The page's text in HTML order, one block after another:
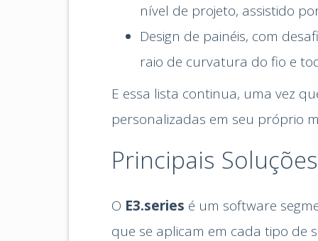
nível de projeto, assistido
Design de painéis, com
raio de curvatura do fio e
E essa lista continua, uma vez
personalizadas em seu próprio
Principais
O E3.series é um software
que se aplicam em cada tipo de